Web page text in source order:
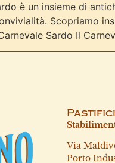
è un insieme di
Scopriamo
Sardo Il
Via
Porto